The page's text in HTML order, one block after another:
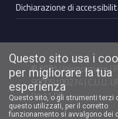
Dichiarazione di
© 2021 Unioncamere |
80009100274 | C.U.U.
94.11.00
Questo sito usa i
per migliorare la tua
esperienza
Questo sito, o gli strumenti terzi
questo utilizzati, per il corretto
funzionamento si avvalgono dei